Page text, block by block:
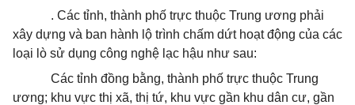
. Các tỉnh, thành phố trực thuộc Trung ương phải
xây dựng và ban hành lộ trình chấm dứt hoạt động của các
loại lò sử dụng công nghệ lạc hậu như sau:
Các tỉnh đồng bằng, thành phố trực thuộc Trung
ương; khu vực thị xã, thị tứ, khu vực gần khu dân cư, gần